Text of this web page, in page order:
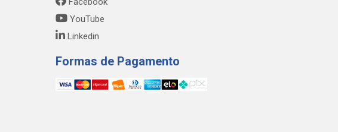
YouTube
Linkedin
Formas de Pagamento